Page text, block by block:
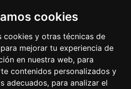
cookies
cookies y otras técnicas de
mejorar tu experiencia de
en nuestra web, para
contenidos personalizados y
adecuados, para analizar el
Instagram
Facebook
Threads